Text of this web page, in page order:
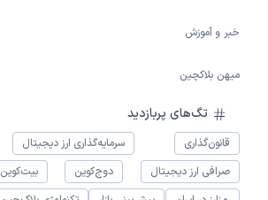
خبر و آموزش
میهن بلاکچین
تگ‌های پربازدید
قانون‌گذاری سرمایه‌گذاری ارز دیجیتال
صرافی ارز دیجیتال
دوج‌کوین بیت‌کوین